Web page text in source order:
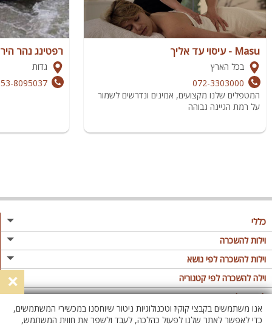
Masu - עיסוי עד אליך
בכל הארץ
072-3303000
המטפלים שלנו מקצועים, אמינים ונדרשים לשמור
על רמת הגיינה גבוהה
רפטינג נהר
גדות
8095037
כללי
מגזין
פרסום באתר
תקנון
מדיניות פרטיות
וילות להשכרה
וילות בצפון
וילות במרכז
וילות בדרום
וילות באילת
וילות להשכרה לפי נושא
וילה לזוגות
וילות למשפחות
וילות לציבור הדתי
וילה להשכרה לפי קטגוריה
וילות עם בריכה
וילה עם בריכה מחוממת
לופטים להשכרה
לופט
×
אנו משתמשים בקבצי קוקיז וטכנולוגיות ניטור שיוחסנו במכשירי המשתמשים,
כדי לאפשר לאתר שלנו לפעול כהלכה, לעבד ולשפר את חווית המשתמש,